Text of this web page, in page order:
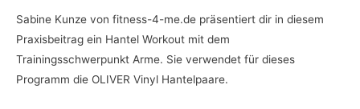
Sabine Kunze von fitness-4-me.de präsentiert dir in diesem
Praxisbeitrag ein Hantel Workout mit dem
Trainingsschwerpunkt Arme. Sie verwendet für dieses
Programm die OLIVER Vinyl Hantelpaare.